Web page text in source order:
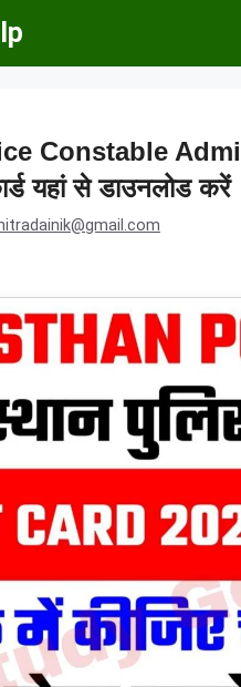
Constable Admit
यहां से डाउनलोड करें